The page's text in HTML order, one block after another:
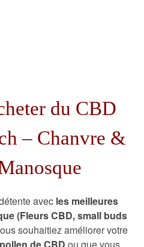
du CBD
– Chanvre &
avec les meilleures
(Fleurs CBD, small buds
souhaitiez améliorer votre